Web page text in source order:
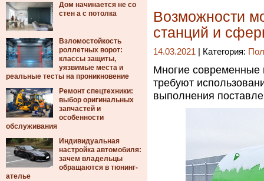
Дом начинается не со
стен а с потолка
Взломостойкость
роллетных ворот:
классы защиты,
уязвимые места и
реальные тесты на проникновение
Ремонт спецтехники:
выбор оригинальных
запчастей и
особенности
обслуживания
Индивидуальная
настройка автомобиля:
зачем владельцы
обращаются в тюнинг-
ателье
Возможности
станций и
14.03.2021 | Категория:
Многие современные
требуют
выполнения